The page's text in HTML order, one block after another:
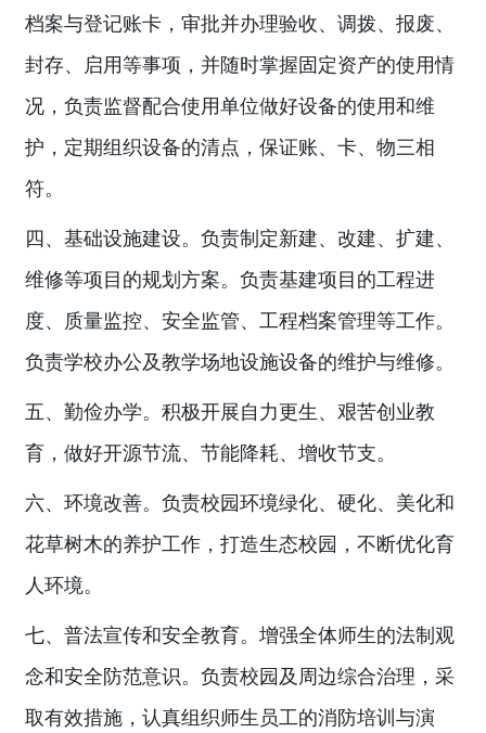
档案与登记账卡，审批并办理验收、调拨、报废、
封存、启用等事项，并随时掌握固定资产的使用情
况，负责监督配合使用单位做好设备的使用和维
护，定期组织设备的清点，保证账、卡、物三相
符。
四、基础设施建设。负责制定新建、改建、扩建、
维修等项目的规划方案。负责基建项目的工程进
度、质量监控、安全监管、工程档案管理等工作。
负责学校办公及教学场地设施设备的维护与维修。
五、勤俭办学。积极开展自力更生、艰苦创业教
育，做好开源节流、节能降耗、增收节支。
六、环境改善。负责校园环境绿化、硬化、美化和
花草树木的养护工作，打造生态校园，不断优化育
人环境。
七、普法宣传和安全教育。增强全体师生的法制观
念和安全防范意识。负责校园及周边综合治理，采
取有效措施，认真组织师生员工的消防培训与演